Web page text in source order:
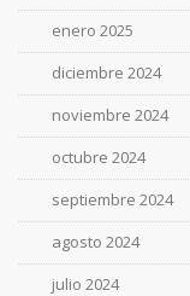
enero 2025
diciembre 2024
noviembre 2024
octubre 2024
septiembre 2024
agosto 2024
julio 2024